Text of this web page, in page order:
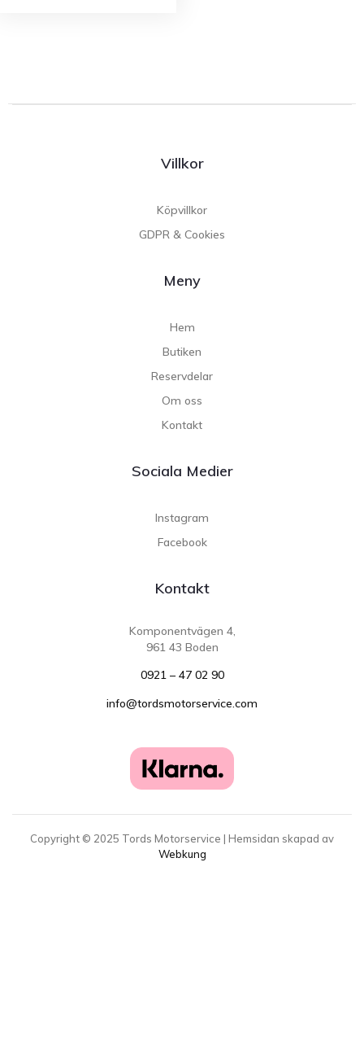
Villkor
Köpvillkor
GDPR & Cookies
Meny
Hem
Butiken
Reservdelar
Om oss
Kontakt
Sociala Medier
Instagram
Facebook
Kontakt
Komponentvägen 4,
961 43 Boden
0921 – 47 02 90
info@tordsmotorservice.com
Copyright © 2025 Tords Motorservice | Hemsidan skapad av
Webkung